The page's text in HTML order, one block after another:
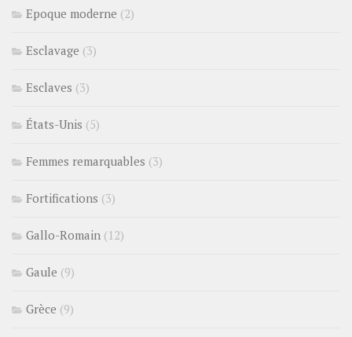
Epoque moderne (2)
Esclavage (3)
Esclaves (3)
États-Unis (5)
Femmes remarquables (3)
Fortifications (3)
Gallo-Romain (12)
Gaule (9)
Grèce (9)